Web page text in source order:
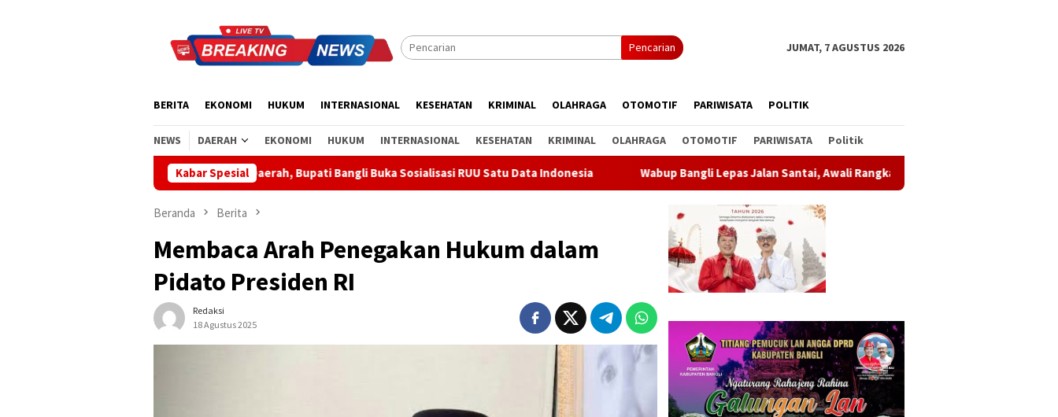
Pencarian JUMAT, 7 AGUSTUS 2026
BERITA EKONOMI HUKUM INTERNASIONAL KESEHATAN KRIMINAL OLAHRAGA OTOMOTIF PARIWISATA POLITIK
NEWS DAERAH EKONOMI HUKUM INTERNASIONAL KESEHATAN KRIMINAL OLAHRAGA OTOMOTIF PARIWISATA Politik
Kabar Spesial
Apresiasi Sinergi Pusat-Daerah, Bupati Bangli Buka Sosialisasi RUU Satu Data Indonesia Wabup Bangli Lepas Jalan Santai, Awali Rangkaian Peringatan HUT ke-81 Kemerdekaan RI
Beranda Berita
Membaca Arah Penegakan Hukum dalam
Pidato Presiden RI
Redaksi
18 Agustus 2025